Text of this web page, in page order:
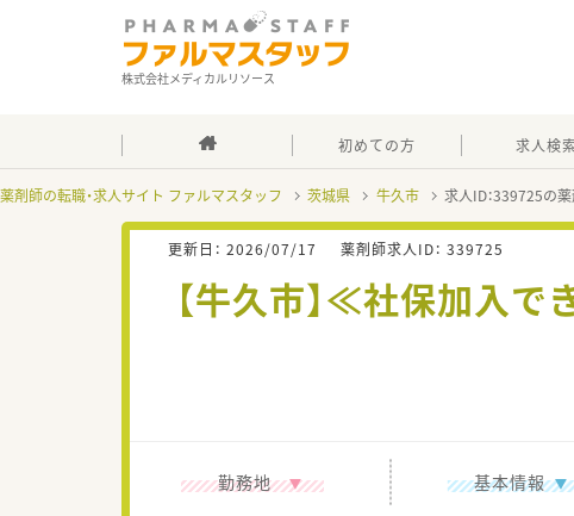
株式会社メディカルリソース
初めての方 求人検索
薬剤師の転職・求人サイト ファルマスタッフ 茨城県 牛久市 求人ID：339725の
更新日： 2026/07/17 薬剤師求人ID： 339725
【牛久市】≪社保加入
勤務地 基本情報